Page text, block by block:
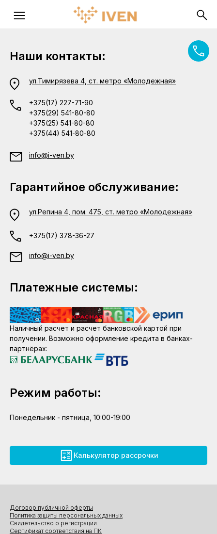
Наши контакты:
ул.Тимирязева 4, ст. метро «Молодежная»
+375(17) 227-71-90
+375(29) 541-80-80
+375(25) 541-80-80
+375(44) 541-80-80
info@i-ven.by
Гарантийное обслуживание:
ул.Репина 4, пом. 475, ст. метро «Молодежная»
+375(17) 378-36-27
info@i-ven.by
Платежные системы:
Наличный расчет и расчет банковской картой при
получении. Возможно оформление кредита в банках-
партнёрах:
Режим работы:
Понедельник - пятница, 10:00-19:00
Калькулятор рассрочки
Договор публичной оферты
Политика защиты персональных данных
Свидетельство о регистрации
Сертификат соответствия на ПК